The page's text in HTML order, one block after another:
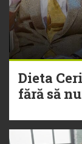
Dieta
fără să